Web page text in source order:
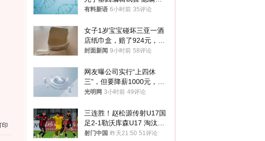
印
年才对外披露
有料新语 6小时前 35评论
女子1岁宝宝碰坏三亚一酒
店纸巾盒，赔了924元，发
帖吐槽后酒店退还一半的
封面新闻 9小时前 58评论
网友曝公司实行“上四休
三”，但要降薪1000元，不
接受只能辞职
光明网 3小时前 49评论
三连胜！赵松源传射U17国
足2-1勒沃库森U17 淘汰赛
将战河床
射门中国 昨天21:50 51评论